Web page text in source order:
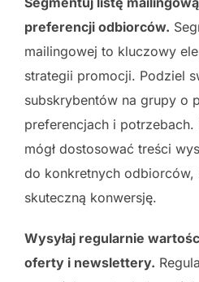
preferencji odbiorców.
mailingowej to kluczowy
strategii promocji. Podziel
subskrybentów na grupy o
preferencjach i
mógł dostosować treści
do konkretnych odbiorców,
skuteczną konwersję.
Wysyłaj regularnie
oferty i newslettery.